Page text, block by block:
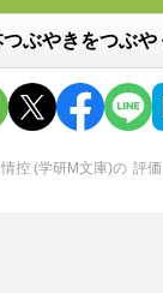
ぶやきをつぶや
控 (学研M文庫)の 評価